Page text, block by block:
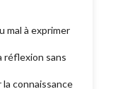
mal à exprimer
réflexion sans
la connaissance